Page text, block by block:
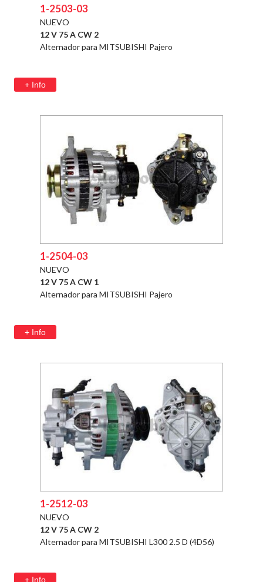
1-2503-03
NUEVO
12 V 75 A CW 2
Alternador para MITSUBISHI Pajero
+ Info
1-2504-03
NUEVO
12 V 75 A CW 1
Alternador para MITSUBISHI Pajero
+ Info
1-2512-03
NUEVO
12 V 75 A CW 2
Alternador para MITSUBISHI L300 2.5 D (4D56)
+ Info